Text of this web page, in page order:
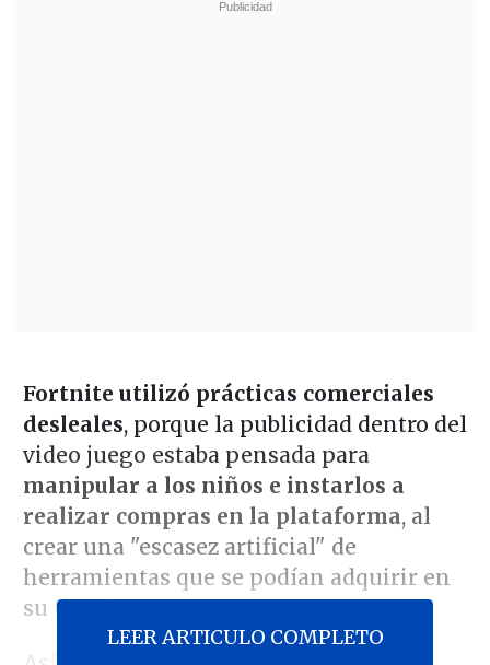
Fortnite utilizó prácticas comerciales
desleales, porque la publicidad dentro del
video juego estaba pensada para
manipular a los niños e instarlos a
realizar compras en la plataforma, al
crear una "escasez artificial" de
herramientas que se podían adquirir en
su tienda.
LEER ARTICULO COMPLETO